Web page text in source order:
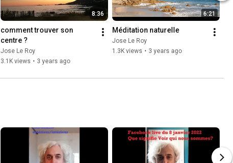
8:36
comment trouver son
centre ?
Jose Le Roy
3.1K views • 3 years ago
6:21
Méditation naturelle
Jose Le Roy
1.3K views • 3 years ago